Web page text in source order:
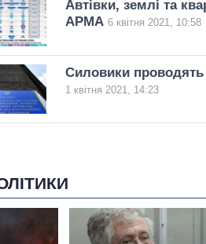
Автівки, землі та
АРМА 6 квітня 2021, 10:58
Силовики
1 квітня 2021, 14:23